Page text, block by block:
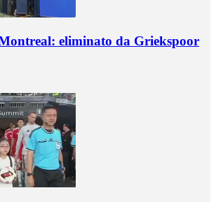
eliminato da Griekspoor